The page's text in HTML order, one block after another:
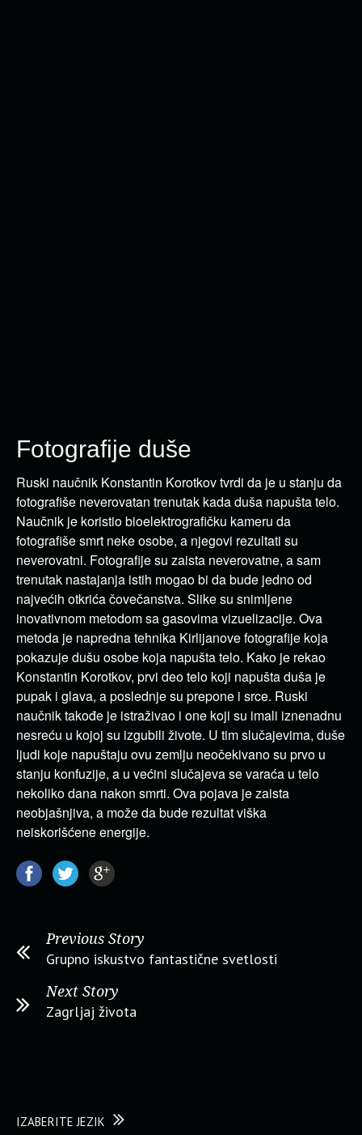
Fotografije duše
Ruski naučnik Konstantin Korotkov tvrdi da je u stanju da
fotografiše neverovatan trenutak kada duša napušta telo.
Naučnik je koristio bioelektrografičku kameru da
fotografiše smrt neke osobe, a njegovi rezultati su
neverovatni. Fotografije su zaista neverovatne, a sam
trenutak nastajanja istih mogao bi da bude jedno od
najvećih otkrića čovečanstva. Slike su snimljene
inovativnom metodom sa gasovima vizuelizacije. Ova
metoda je napredna tehnika Kirlijanove fotografije koja
pokazuje dušu osobe koja napušta telo. Kako je rekao
Konstantin Korotkov, prvi deo telo koji napušta duša je
pupak i glava, a poslednje su prepone i srce. Ruski
naučnik takođe je istraživao i one koji su imali iznenadnu
nesreću u kojoj su izgubili živote. U tim slučajevima, duše
ljudi koje napuštaju ovu zemlju neočekivano su prvo u
stanju konfuzije, a u većini slučajeva se varaća u telo
nekoliko dana nakon smrti. Ova pojava je zaista
neobjašnjiva, a može da bude rezultat viška
neiskorišćene energije.
Previous Story
Grupno iskustvo fantastične svetlosti
Next Story
Zagrljaj života
IZABERITE JEZIK